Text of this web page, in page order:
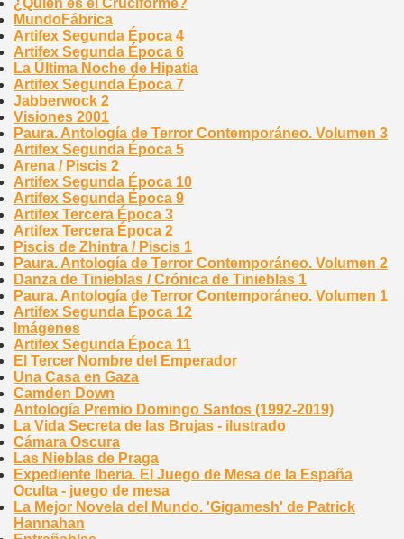
¿Quién es el Cruciforme?
MundoFábrica
Artifex Segunda Época 4
Artifex Segunda Época 6
La Última Noche de Hipatia
Artifex Segunda Época 7
Jabberwock 2
Visiones 2001
Paura. Antología de Terror Contemporáneo. Volumen 3
Artifex Segunda Época 5
Arena / Piscis 2
Artifex Segunda Época 10
Artifex Segunda Época 9
Artifex Tercera Época 3
Artifex Tercera Época 2
Piscis de Zhintra / Piscis 1
Paura. Antología de Terror Contemporáneo. Volumen 2
Danza de Tinieblas / Crónica de Tinieblas 1
Paura. Antología de Terror Contemporáneo. Volumen 1
Artifex Segunda Época 12
Imágenes
Artifex Segunda Época 11
El Tercer Nombre del Emperador
Una Casa en Gaza
Camden Down
Antología Premio Domingo Santos (1992-2019)
La Vida Secreta de las Brujas - ilustrado
Cámara Oscura
Las Nieblas de Praga
Expediente Iberia. El Juego de Mesa de la España
Oculta - juego de mesa
La Mejor Novela del Mundo. 'Gigamesh' de Patrick
Hannahan